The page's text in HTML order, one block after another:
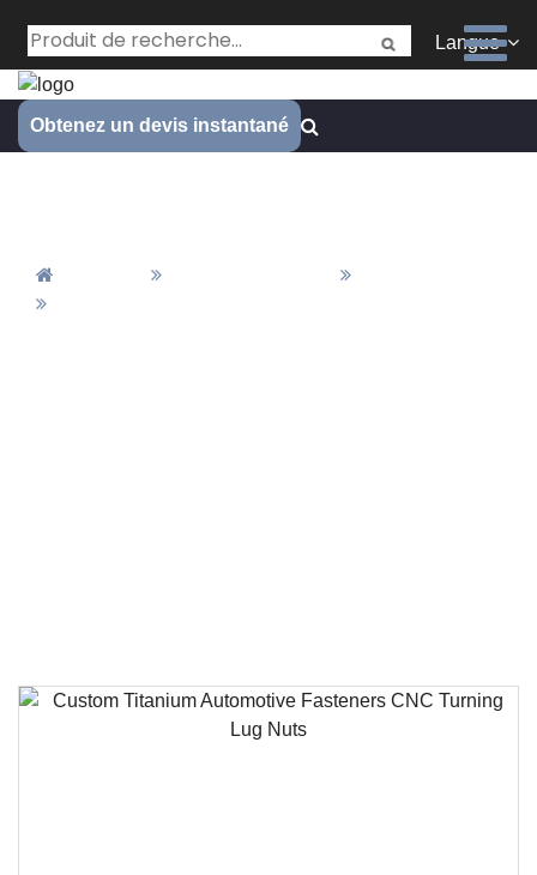
Langue
Obtenez un devis instantané